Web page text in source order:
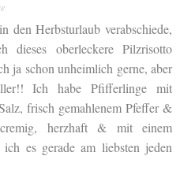
den Herbsturlaub verabschiede,
dieses oberleckere Pilzrisotto
ja schon unheimlich gerne, aber
Ich habe Pfifferlinge mit
frisch gemahlenem Pfeffer &
herzhaft & mit einem
ich es gerade am liebsten jeden